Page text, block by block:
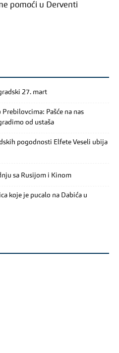
pomoći u Derventi
27. mart
Pašće na nas
od ustaša
pogodnosti Elfete Veseli ubija
sa Rusijom i Kinom
koje je pucalo na Dabića u